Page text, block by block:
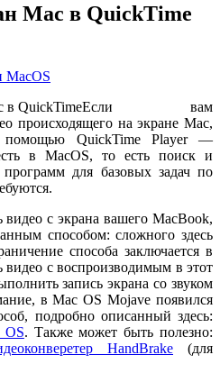
Mac в QuickTime
MacOS
Если вам
происходящего на экране Mac,
QuickTime Player —
в MacOS, то есть поиск и
для базовых задач по
с экрана вашего MacBook,
способом: сложного здесь
способа заключается в
видео с воспроизводимым в этот
запись экрана со звуком
в Mac OS Mojave появился
подробно описанный здесь:
OS. Также может быть полезно:
HandBrake (для